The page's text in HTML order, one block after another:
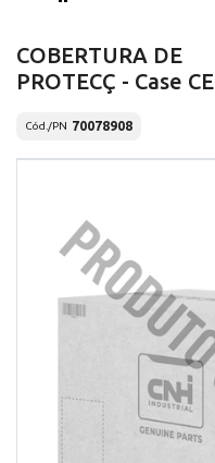
COBERTURA DE
PROTECÇ - Case CE
Cód./PN 70078908